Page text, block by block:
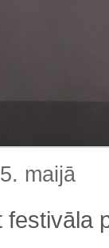
maijā
festivāla